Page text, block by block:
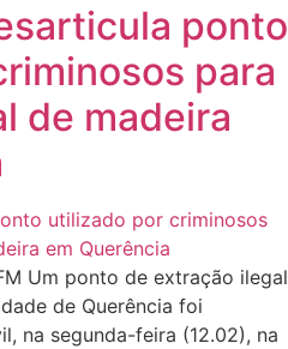
ponto
para
de madeira
Um ponto de extração ilegal
de Querência foi
na segunda-feira (12.02), na